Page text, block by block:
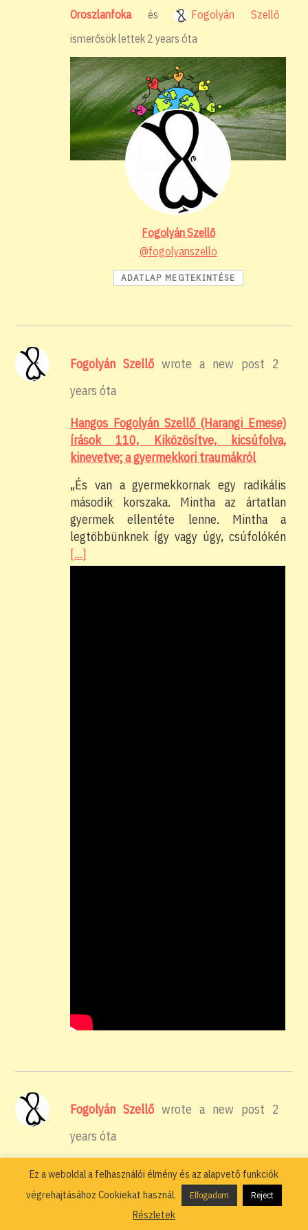
Oroszlanfokaés
Fogolyán Szellő
ismerősök lettek2 years óta
Fogolyán Szellő
@fogolyanszello
ADATLAP MEGTEKINTÉSE
Fogolyán Szellő wrote a new post 2
years óta
Hangos Fogolyán Szellő (Harangi Emese)
írások 110, Kiközösítve, kicsúfolva,
kinevetve; a gyermekkori traumákról
„És van a gyermekkornak egy radikális
második korszaka. Mintha az ártatlan
gyermek ellentéte lenne. Mintha a
legtöbbünknek így vagy úgy, csúfolókén
[…]
Fogolyán Szellő wrote a new post 2
years óta
Nem! A nemet mondás és a boldogság
(Írta: Fogolyán Szellő)
Ez a weboldal a felhasználói élmény és az alapvető funkciók
végrehajtásához Cookiekat használ.
Elfogadom Reject
Részletek